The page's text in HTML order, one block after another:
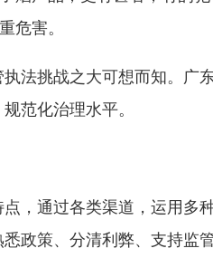
危害。
执法挑战之大可想而知。
范化治理水平。
，通过各类渠道，运用多
策、分清利弊、支持监